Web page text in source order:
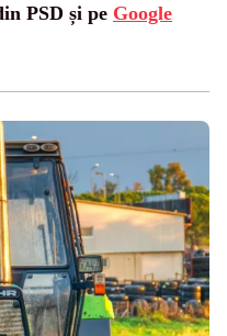
PSD și pe Google